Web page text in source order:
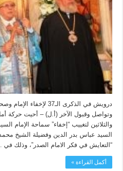
درويش في الذكرى الـ37
وتواصل وقبول الآخر (أ.ل) – أحيت حركة
والثلاثين لتغييب “إخفاء” سماحة الإمام
السيد عباس بدر الدين وفضيلة الشيخ
“التعايش في فكر الامام الصدر”، وذلك في
أكمل القراءة »